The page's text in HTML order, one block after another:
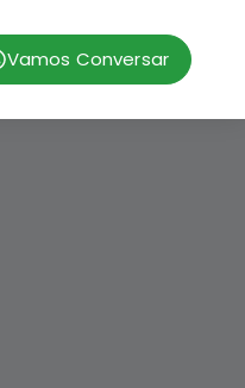
Vamos Conversar